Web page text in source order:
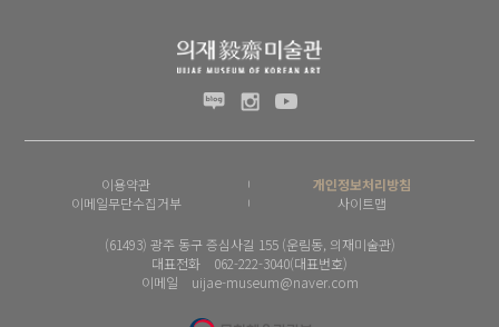
이용약관
개인정보처리방침
이메일무단수집거부
사이트맵
(61493) 광주 동구 증심사길 155 (운림동, 의재미술관)
대표전화 062-222-3040(대표번호)
이메일 uijae-museum@naver.com